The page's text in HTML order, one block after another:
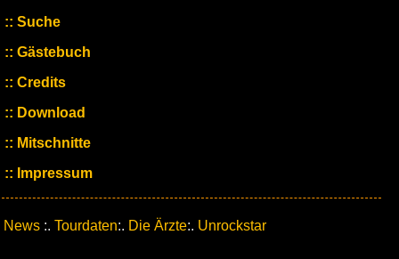
Suche
Gästebuch
Credits
Download
Mitschnitte
Impressum
News :. Tourdaten:. Die Ärzte:. Unrockstar